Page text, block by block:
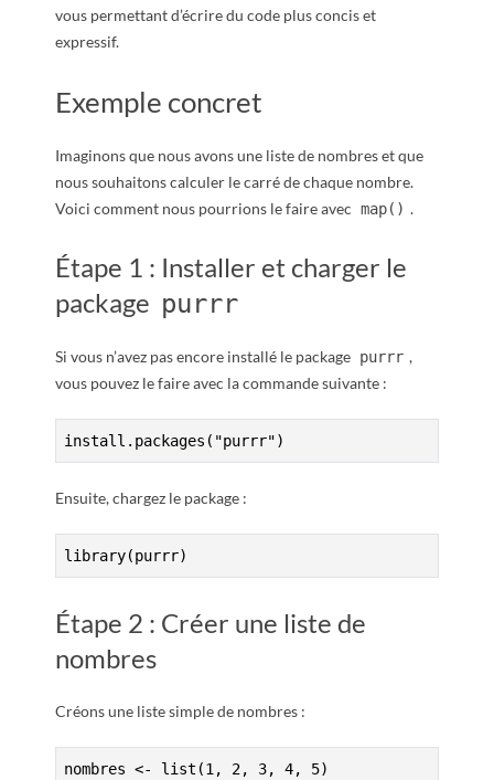
vous permettant d’écrire du code plus concis et
expressif.
Exemple concret
Imaginons que nous avons une liste de nombres et que
nous souhaitons calculer le carré de chaque nombre.
Voici comment nous pourrions le faire avec map() .
Étape 1 : Installer et charger le
package purrr
Si vous n’avez pas encore installé le package purrr ,
vous pouvez le faire avec la commande suivante :
install.packages("purrr")
Ensuite, chargez le package :
library(purrr)
Étape 2 : Créer une liste de
nombres
Créons une liste simple de nombres :
nombres <- list(1, 2, 3, 4, 5)